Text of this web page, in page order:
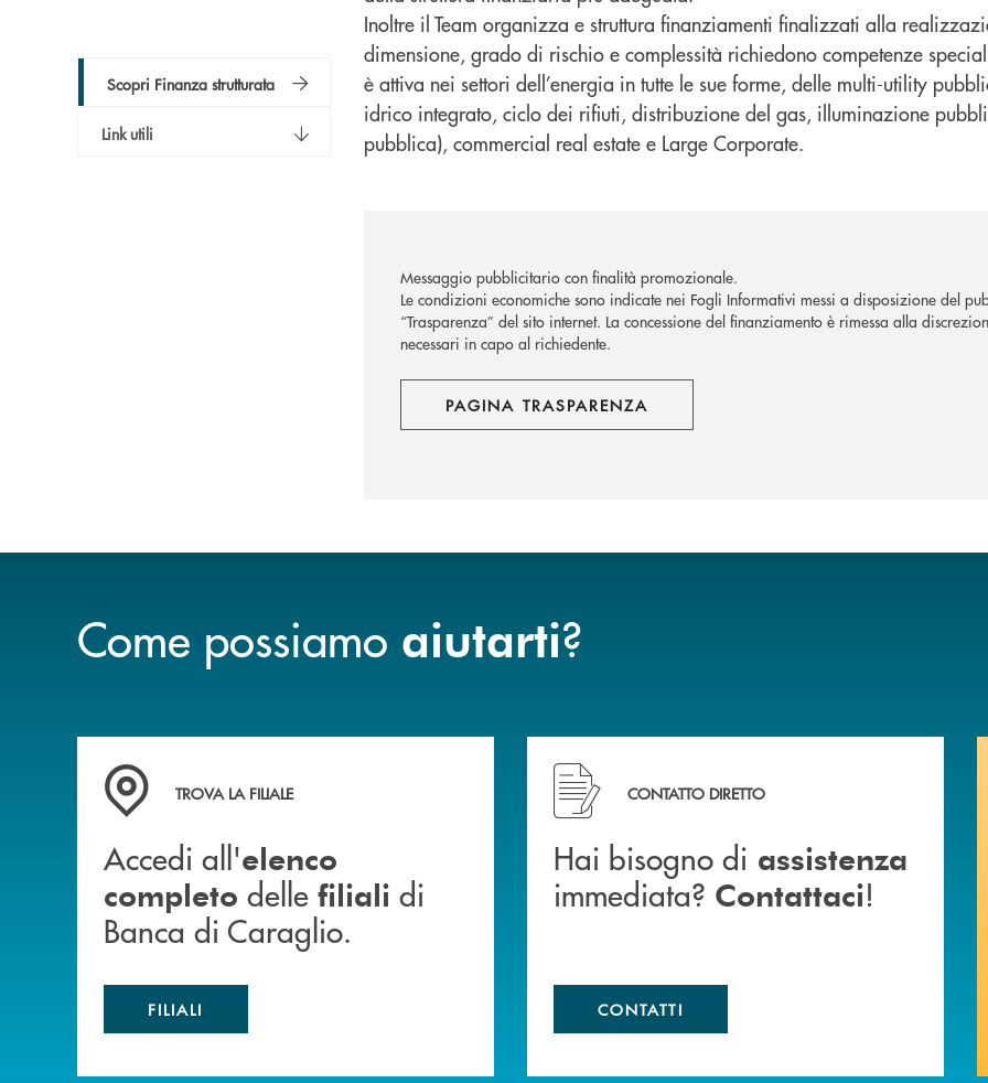
Scopri Finanza strutturata
Link utili
Inoltre il Team organizza e struttura finanziamenti finalizzati alla
dimensione, grado di rischio e complessità richiedono competenze
è attiva nei settori dell’energia in tutte le sue forme, delle multi-utility
idrico integrato, ciclo dei rifiuti, distribuzione del gas, illuminazione
pubblica), commercial real estate e Large Corporate.
Messaggio pubblicitario con finalità promozionale.
Le condizioni economiche sono indicate nei Fogli Informativi messi a disposizione del
“Trasparenza” del sito internet. La concessione del finanziamento è rimessa alla
necessari in capo al richiedente.
PAGINA TRASPARENZA
Come possiamo aiutarti?
Accedi all' elenco completo delle filiali di Banca di Caraglio.
TROVA LA FILIALE
Accedi all'elenco
completo delle filiali di
Banca di Caraglio.
FILIALI
Hai bisogno di assistenza immediata? Contattaci !
CONTATTO DIRETTO
Hai bisogno di assistenza
immediata? Contattaci!
CONTATTI